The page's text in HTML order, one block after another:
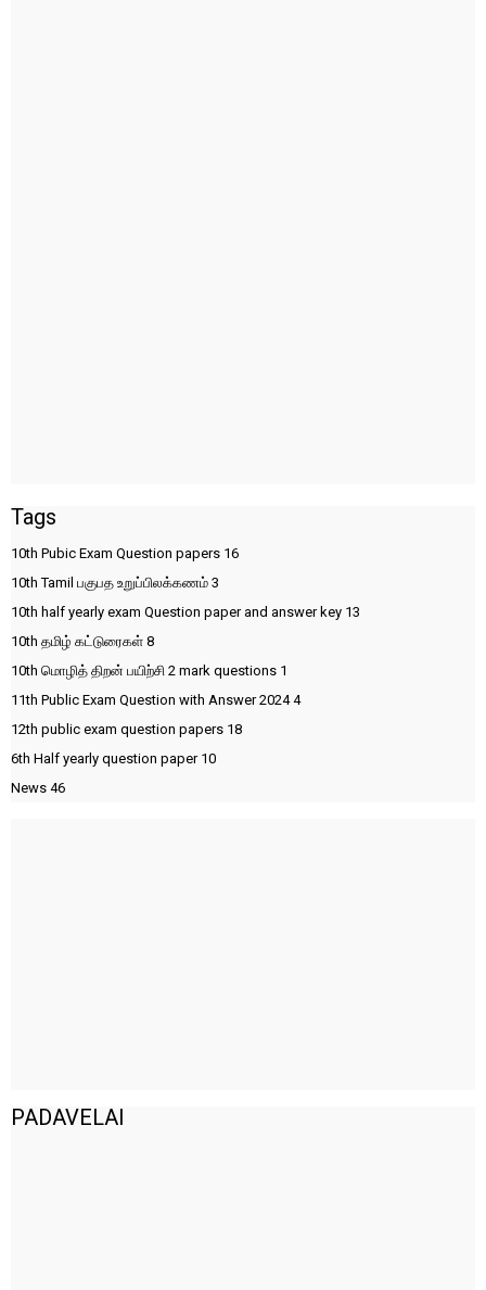
Tags
10th Pubic Exam Question papers 16
10th Tamil பகுபத உறுப்பிலக்கணம் 3
10th half yearly exam Question paper and answer key 13
10th தமிழ் கட்டுரைகள் 8
10th மொழித் திறன் பயிற்சி 2 mark questions 1
11th Public Exam Question with Answer 20244
12th public exam question papers 18
6th Half yearly question paper 10
News 46
PADAVELAI